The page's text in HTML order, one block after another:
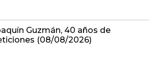
Guzmán, 40 años de
(08/08/2026)